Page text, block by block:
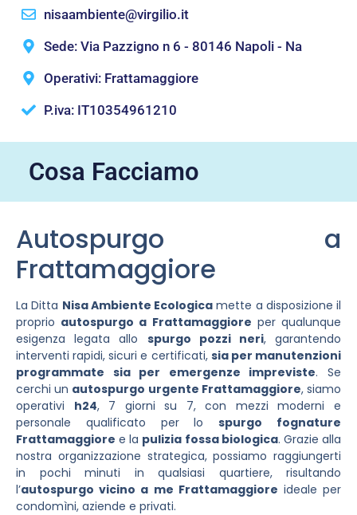
nisaambiente@virgilio.it
Sede: Via Pazzigno n 6 - 80146 Napoli - Na
Operativi: Frattamaggiore
P.iva: IT10354961210
Cosa Facciamo
Autospurgo a
Frattamaggiore
La Ditta Nisa Ambiente Ecologica mette a disposizione il
proprio autospurgo a Frattamaggiore per qualunque
esigenza legata allo spurgo pozzi neri, garantendo
interventi rapidi, sicuri e certificati, sia per manutenzioni
programmate sia per emergenze impreviste. Se
cerchi un autospurgo urgente Frattamaggiore, siamo
operativi h24, 7 giorni su 7, con mezzi moderni e
personale qualificato per lospurgo fognature
Frattamaggiore e la pulizia fossa biologica. Grazie alla
nostra organizzazione strategica, possiamo raggiungerti
in pochi minuti in qualsiasi quartiere, risultando
l’autospurgo vicino a me Frattamaggiore ideale per
condomìni, aziende e privati.